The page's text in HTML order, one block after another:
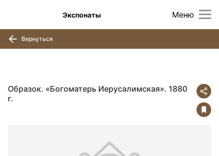
Меню
Экспонаты
Вернуться
Образок. «Богоматерь Иерусалимская». 1880
г.